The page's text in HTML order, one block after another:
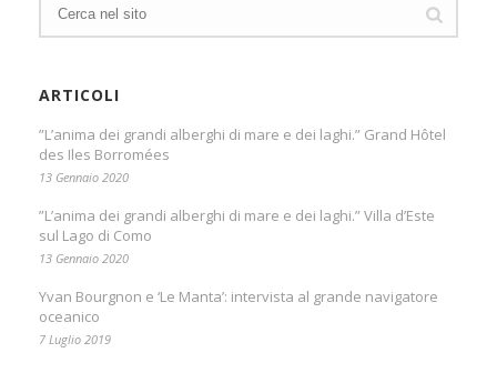
ARTICOLI
”L’anima dei grandi alberghi di mare e dei laghi.” Grand Hôtel
des Iles Borromées
13 Gennaio 2020
”L’anima dei grandi alberghi di mare e dei laghi.” Villa d’Este
sul Lago di Como
13 Gennaio 2020
Yvan Bourgnon e ‘Le Manta’: intervista al grande navigatore
oceanico
7 Luglio 2019